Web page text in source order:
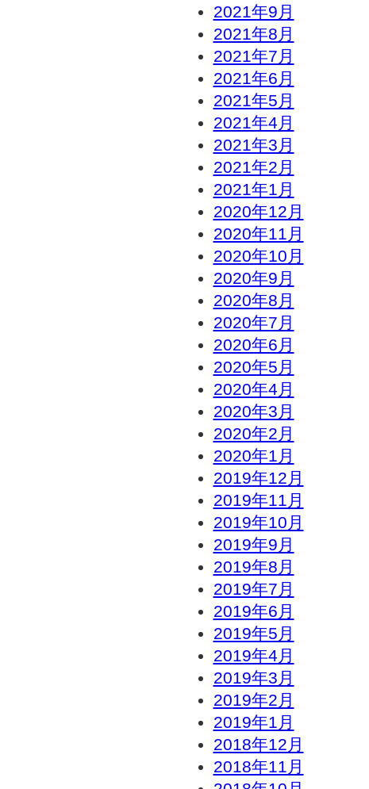
2021年9月
2021年8月
2021年7月
2021年6月
2021年5月
2021年4月
2021年3月
2021年2月
2021年1月
2020年12月
2020年11月
2020年10月
2020年9月
2020年8月
2020年7月
2020年6月
2020年5月
2020年4月
2020年3月
2020年2月
2020年1月
2019年12月
2019年11月
2019年10月
2019年9月
2019年8月
2019年7月
2019年6月
2019年5月
2019年4月
2019年3月
2019年2月
2019年1月
2018年12月
2018年11月